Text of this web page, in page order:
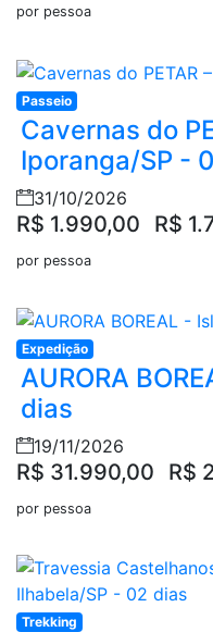
por pessoa
Passeio
Cavernas do
Iporanga/SP -
31/10/2026
R$ 1.990,00 R$
por pessoa
Expedição
AURORA
dias
19/11/2026
R$ 31.990,00 R$
por pessoa
Trekking